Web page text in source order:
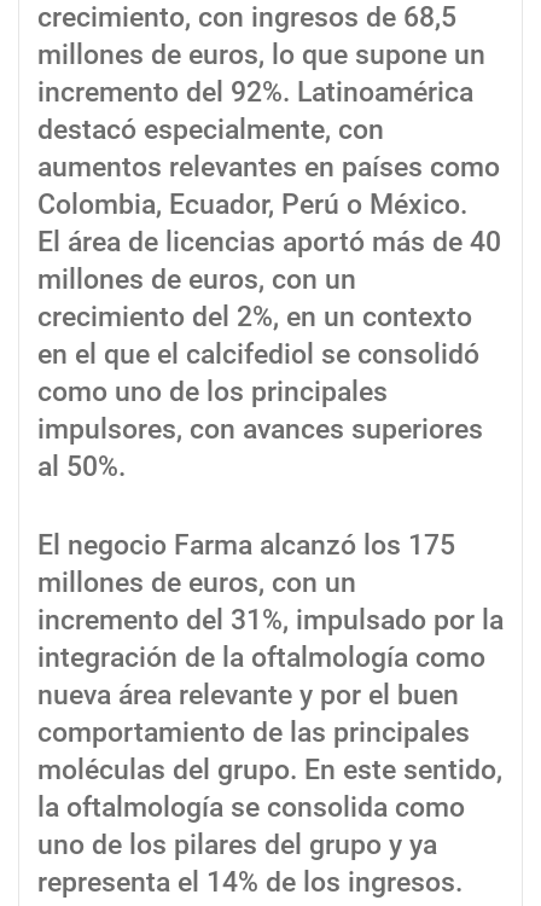
crecimiento, con ingresos de 68,5
millones de euros, lo que supone un
incremento del 92%. Latinoamérica
destacó especialmente, con
aumentos relevantes en países como
Colombia, Ecuador, Perú o México.
El área de licencias aportó más de 40
millones de euros, con un
crecimiento del 2%, en un contexto
en el que el calcifediol se consolidó
como uno de los principales
impulsores, con avances superiores
al 50%.
El negocio Farma alcanzó los 175
millones de euros, con un
incremento del 31%, impulsado por la
integración de la oftalmología como
nueva área relevante y por el buen
comportamiento de las principales
moléculas del grupo. En este sentido,
la oftalmología se consolida como
uno de los pilares del grupo y ya
representa el 14% de los ingresos.